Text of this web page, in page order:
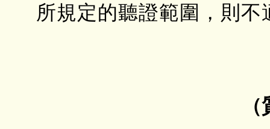
所規定的聽證範圍，則不